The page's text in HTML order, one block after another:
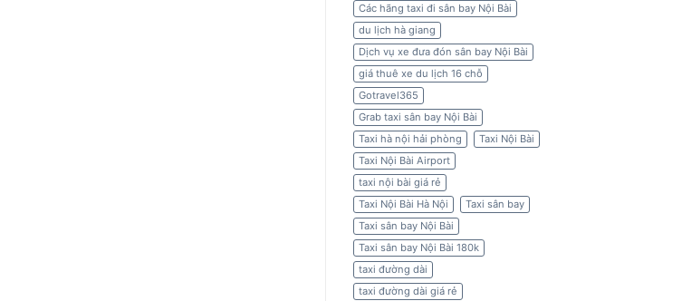
Các hãng taxi đi sân bay Nội Bài
du lịch hà giang
Dịch vụ xe đưa đón sân bay Nội Bài
giá thuê xe du lịch 16 chỗ
Gotravel365
Grab taxi sân bay Nội Bài
Taxi hà nội hải phòng
Taxi Nội Bài
Taxi Nội Bài Airport
taxi nội bài giá rẻ
Taxi Nội Bài Hà Nội
Taxi sân bay
Taxi sân bay Nội Bài
Taxi sân bay Nội Bài 180k
taxi đường dài
taxi đường dài giá rẻ